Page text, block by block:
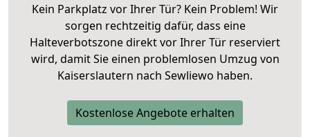
Kein Parkplatz vor Ihrer Tür? Kein Problem! Wir
sorgen rechtzeitig dafür, dass eine
Halteverbotszone direkt vor Ihrer Tür reserviert
wird, damit Sie einen problemlosen Umzug von
Kaiserslautern nach Sewliewo haben.
Kostenlose Angebote erhalten